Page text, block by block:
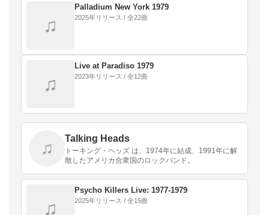
♫
Palladium New York 1979
2025年リリース / 全22曲
♫
Live at Paradiso 1979
2023年リリース / 全12曲
♫
Talking Heads
トーキング・ヘッズ は、1974年に結成、1991年に解
散したアメリカ合衆国のロックバンド。
♫
Psycho Killers Live: 1977-1979
2025年リリース / 全15曲